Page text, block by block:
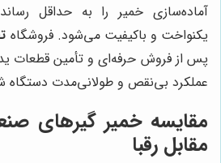
آماده‌سازی خمیر را به حداقل
یکنواخت و باکیفیت می‌شود. فروشگاه
پس از فروش حرفه‌ای و تأمین قطعات
عملکرد بی‌نقص و طولانی‌مدت دستگاه
مقایسه خمیر گیرهای
مقابل رقبا